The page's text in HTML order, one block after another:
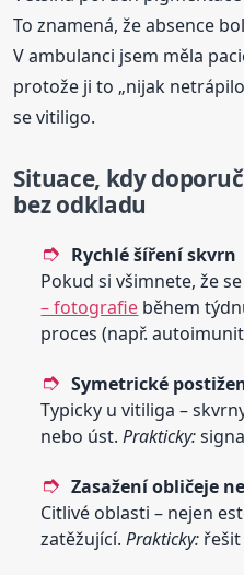
To znamená, že absence
V ambulanci jsem měla
protože ji to „nijak
se vitiligo.
Situace, kdy
bez odkladu
Rychlé šíření skvrn
Pokud si všimnete, že
– fotografie během
proces (např.
Symetrické
Typicky u vitiliga –
nebo úst.Prakticky:
Zasažení obličeje
Citlivé oblasti – nejen
zatěžující.Prakticky: